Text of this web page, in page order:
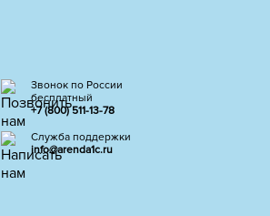
Звонок по России
бесплатный
+7 (800) 511-13-78
Служба поддержки
info@arenda1c.ru